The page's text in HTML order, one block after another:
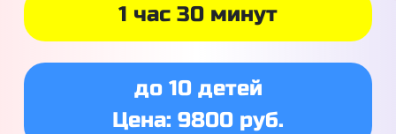
1 час 30 минут
до 10 детей
Цена: 9800 руб.